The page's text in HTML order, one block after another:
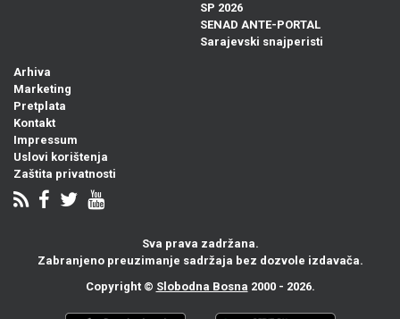
SP 2026
SENAD ANTE-PORTAL
Sarajevski snajperisti
Arhiva
Marketing
Pretplata
Kontakt
Impressum
Uslovi korištenja
Zaštita privatnosti
Sva prava zadržana.
Zabranjeno preuzimanje sadržaja bez dozvole izdavača.
Copyright © Slobodna Bosna 2000 - 2026.